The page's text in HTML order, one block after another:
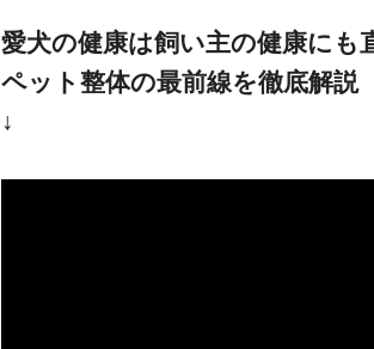
愛犬の健康は飼い主の健康にも
ペット整体の最前線を徹底解説
↓